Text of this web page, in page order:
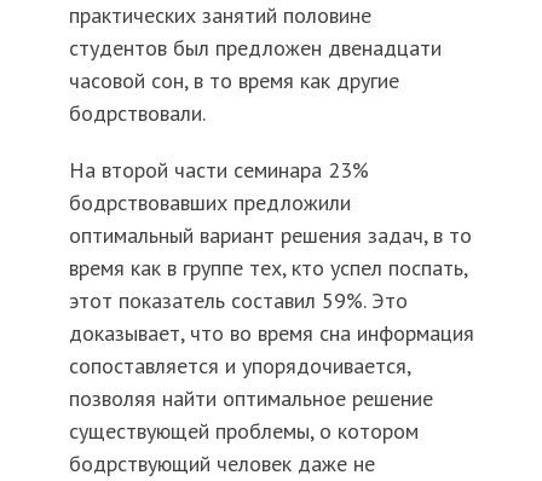
практических занятий половине
студентов был предложен двенадцати
часовой сон, в то время как другие
бодрствовали.
На второй части семинара 23%
бодрствовавших предложили
оптимальный вариант решения задач, в то
время как в группе тех, кто успел поспать,
этот показатель составил 59%. Это
доказывает, что во время сна информация
сопоставляется и упорядочивается,
позволяя найти оптимальное решение
существующей проблемы, о котором
бодрствующий человек даже не